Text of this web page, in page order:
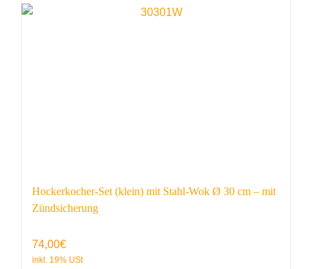
Hockerkocher-Set (klein) mit Stahl-Wok Ø 30 cm – mit
Zündsicherung
74,00€